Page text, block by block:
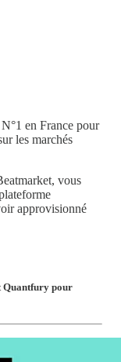
en France pour
les marchés
vous
approvisionné
Quantfury pour